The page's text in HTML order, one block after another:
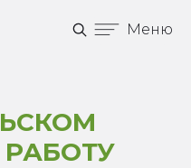
Меню